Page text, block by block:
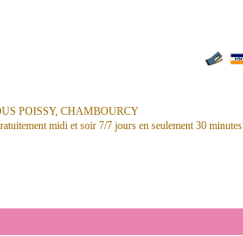
POISSY, CHAMBOURCY
midi et soir 7/7 jours en seulement 30 minutes